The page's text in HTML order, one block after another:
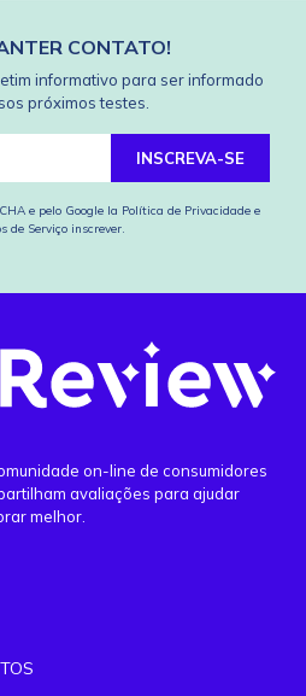
CONTATO!
informativo para ser informado
próximos testes.
INSCREVA-SE
e pelo Google la Política de Privacidade e
de Serviço inscrever.
on-line de consumidores
avaliações para ajudar
melhor.